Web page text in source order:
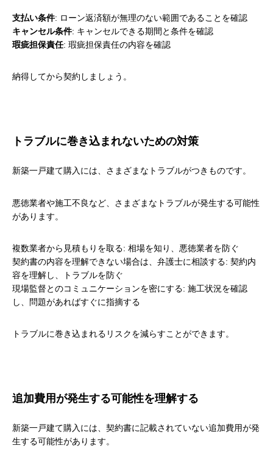
支払い条件: ローン返済額が無理のない範囲であることを確認
キャンセル条件: キャンセルできる期間と条件を確認
瑕疵担保責任: 瑕疵担保責任の内容を確認
納得してから契約しましょう。
トラブルに巻き込まれないための対策
新築一戸建て購入には、さまざまなトラブルがつきものです。
悪徳業者や施工不良など、さまざまなトラブルが発生する可能性
があります。
複数業者から見積もりを取る: 相場を知り、悪徳業者を防ぐ
契約書の内容を理解できない場合は、弁護士に相談する: 契約内
容を理解し、トラブルを防ぐ
現場監督とのコミュニケーションを密にする: 施工状況を確認
し、問題があればすぐに指摘する
トラブルに巻き込まれるリスクを減らすことができます。
追加費用が発生する可能性を理解する
新築一戸建て購入には、契約書に記載されていない追加費用が発
生する可能性があります。